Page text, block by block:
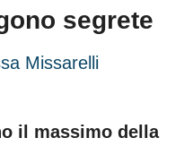
segrete
Missarelli
il massimo della